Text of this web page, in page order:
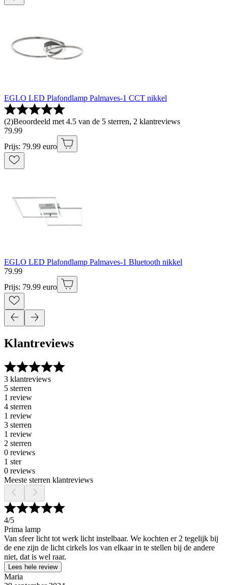
EGLO LED Plafondlamp Palmaves-1 CCT nikkel
(2)Beoordeeld met 4.5 van de 5 sterren, 2 klantreviews
79.99
Prijs: 79.99 euro
EGLO LED Plafondlamp Palmaves-1 Bluetooth nikkel
79.99
Prijs: 79.99 euro
Klantreviews
3 klantreviews
5 sterren
1 review
4 sterren
1 review
3 sterren
1 review
2 sterren
0 reviews
1 ster
0 reviews
Meeste sterren klantreviews
4/5
Prima lamp
Van sfeer licht tot werk licht instelbaar. We kochten er 2 tegelijk bij
de ene zijn de licht cirkels los van elkaar in te stellen bij de andere
niet, dat is wel raar.
Lees hele review
Maria